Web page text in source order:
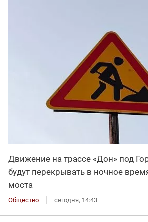
Движение на трассе «Дон» под
будут перекрывать в ночное
моста
Общество сегодня, 14:43